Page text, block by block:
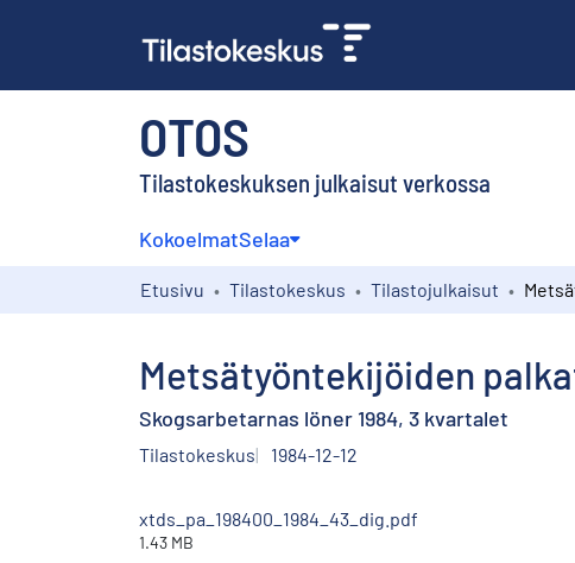
OTOS
Tilastokeskuksen julkaisut verkossa
KokoelmatSelaa
Etusivu Tilastokeskus Tilastojulkaisut
Metsätyöntekijöiden
Skogsarbetarnas löner 1984, 3 kvartalet
Tilastokeskus 1984-12-12
xtds_pa_198400_1984_43_dig.pdf
1.43 MB